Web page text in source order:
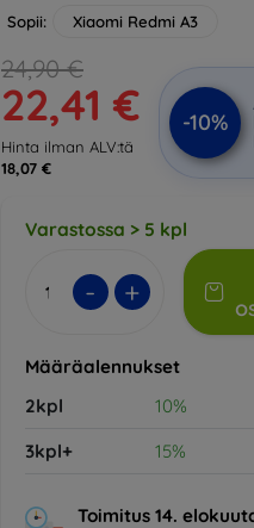
Sopii: Xiaomi Redmi A3
24,90 €
22,41 €
Hinta ilman ALV:tä
18,07 €
-10%
Varastossa > 5 kpl
- +
Määräalennukset
2kpl
10%
3kpl+
15%
Toimitus 14.